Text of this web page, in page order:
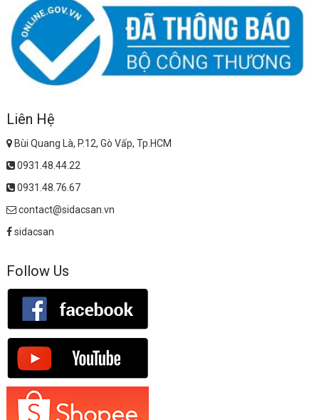
Liên Hệ
Bùi Quang Là, P.12, Gò Vấp, Tp.HCM
0931.48.44.22
0931.48.76.67
contact@sidacsan.vn
sidacsan
Follow Us